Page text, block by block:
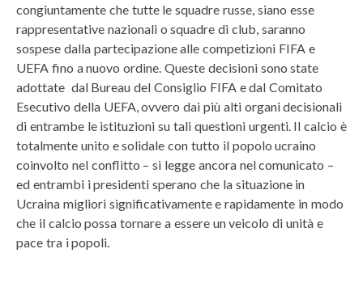
congiuntamente che tutte le squadre russe, siano esse
rappresentative nazionali o squadre di club, saranno
sospese dalla partecipazione alle competizioni FIFA e
UEFA fino a nuovo ordine. Queste decisioni sono state
adottate dal Bureau del Consiglio FIFA e dal Comitato
Esecutivo della UEFA, ovvero dai più alti organi decisionali
di entrambe le istituzioni su tali questioni urgenti. Il calcio è
totalmente unito e solidale con tutto il popolo ucraino
coinvolto nel conflitto – si legge ancora nel comunicato –
ed entrambi i presidenti sperano che la situazione in
Ucraina migliori significativamente e rapidamente in modo
che il calcio possa tornare a essere un veicolo di unità e
pace tra i popoli.